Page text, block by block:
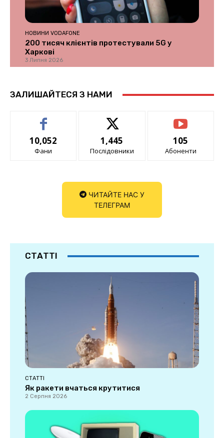
НОВИНИ VODAFONE
200 тисяч клієнтів протестували 5G у
Харкові
3 Липня 2026
ЗАЛИШАЙТЕСЯ З НАМИ
10,052
Фани
1,445
Послідовники
105
Абоненти
ЧИТАЙТЕ НАС У
ТЕЛЕГРАМ
СТАТТІ
СТАТТІ
Як ракети вчаться крутитися
2 Серпня 2026